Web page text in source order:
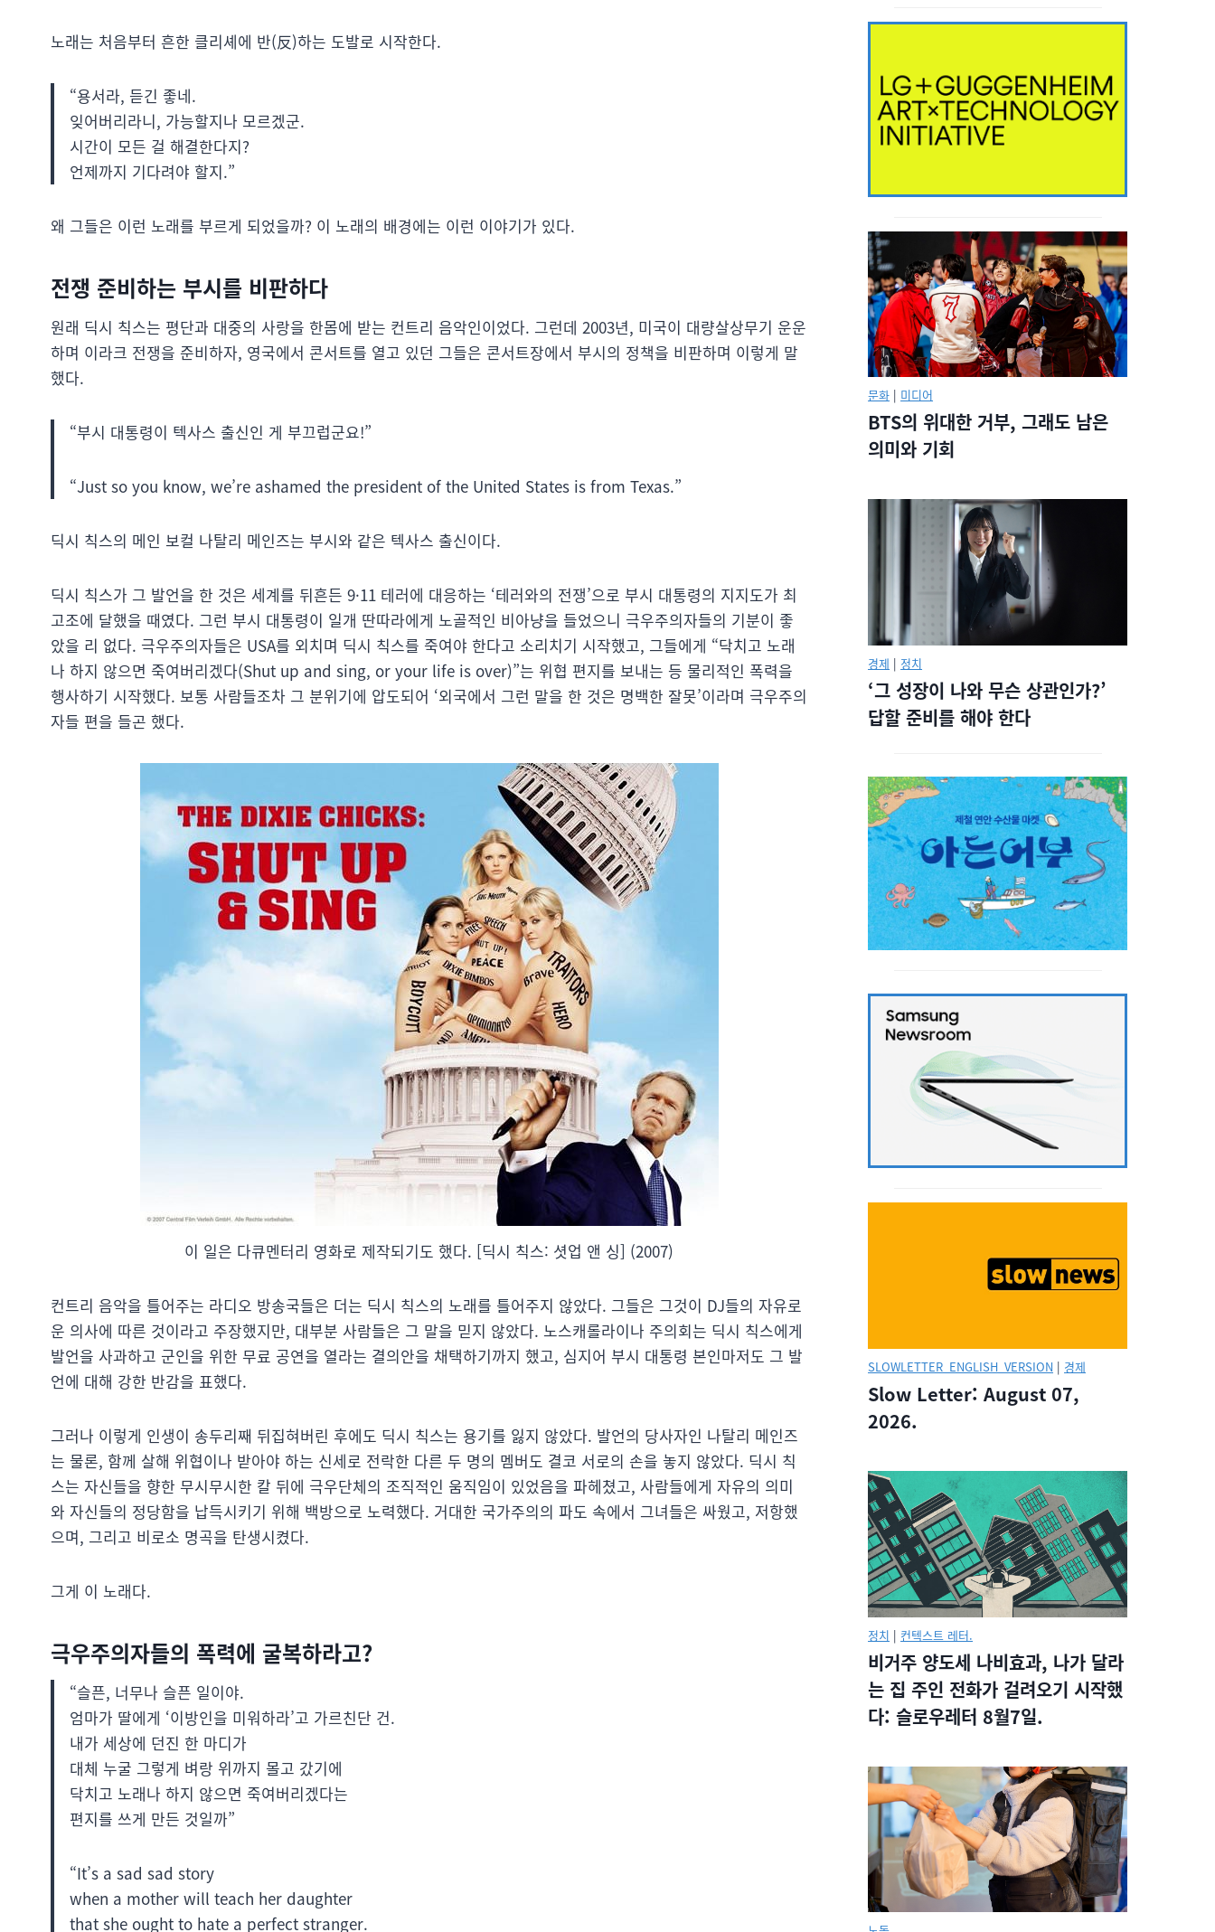
노래는 처음부터 흔한 클리셰에 반(反)하는 도발로 시작한다.
“용서라, 듣긴 좋네.
잊어버리라니, 가능할지나 모르겠군.
시간이 모든 걸 해결한다지?
언제까지 기다려야 할지.”
왜 그들은 이런 노래를 부르게 되었을까? 이 노래의 배경에는 이런 이야기가 있다.
전쟁 준비하는 부시를 비판하다
원래 딕시 칙스는 평단과 대중의 사랑을 한몸에 받는 컨트리 음악인이었다. 그런데 2003년, 미국이 대량살상무기 운운
하며 이라크 전쟁을 준비하자, 영국에서 콘서트를 열고 있던 그들은 콘서트장에서 부시의 정책을 비판하며 이렇게 말
했다.
“부시 대통령이 텍사스 출신인 게 부끄럽군요!”
“Just so you know, we’re ashamed the president of the United States is from Texas.”
딕시 칙스의 메인 보컬 나탈리 메인즈는 부시와 같은 텍사스 출신이다.
딕시 칙스가 그 발언을 한 것은 세계를 뒤흔든 9·11 테러에 대응하는 ‘테러와의 전쟁’으로 부시 대통령의 지지도가 최
고조에 달했을 때였다. 그런 부시 대통령이 일개 딴따라에게 노골적인 비아냥을 들었으니 극우주의자들의 기분이 좋
았을 리 없다. 극우주의자들은 USA를 외치며 딕시 칙스를 죽여야 한다고 소리치기 시작했고, 그들에게 “닥치고 노래
나 하지 않으면 죽여버리겠다(Shut up and sing, or your life is over)”는 위협 편지를 보내는 등 물리적인 폭력을
행사하기 시작했다. 보통 사람들조차 그 분위기에 압도되어 ‘외국에서 그런 말을 한 것은 명백한 잘못’이라며 극우주의
자들 편을 들곤 했다.
이 일은 다큐멘터리 영화로 제작되기도 했다. [딕시 칙스: 셧업 앤 싱] (2007)
컨트리 음악을 틀어주는 라디오 방송국들은 더는 딕시 칙스의 노래를 틀어주지 않았다. 그들은 그것이 DJ들의 자유로
운 의사에 따른 것이라고 주장했지만, 대부분 사람들은 그 말을 믿지 않았다. 노스캐롤라이나 주의회는 딕시 칙스에게
발언을 사과하고 군인을 위한 무료 공연을 열라는 결의안을 채택하기까지 했고, 심지어 부시 대통령 본인마저도 그 발
언에 대해 강한 반감을 표했다.
그러나 이렇게 인생이 송두리째 뒤집혀버린 후에도 딕시 칙스는 용기를 잃지 않았다. 발언의 당사자인 나탈리 메인즈
는 물론, 함께 살해 위협이나 받아야 하는 신세로 전락한 다른 두 명의 멤버도 결코 서로의 손을 놓지 않았다. 딕시 칙
스는 자신들을 향한 무시무시한 칼 뒤에 극우단체의 조직적인 움직임이 있었음을 파헤쳤고, 사람들에게 자유의 의미
와 자신들의 정당함을 납득시키기 위해 백방으로 노력했다. 거대한 국가주의의 파도 속에서 그녀들은 싸웠고, 저항했
으며, 그리고 비로소 명곡을 탄생시켰다.
그게 이 노래다.
극우주의자들의 폭력에 굴복하라고?
“슬픈, 너무나 슬픈 일이야.
엄마가 딸에게 ‘이방인을 미워하라’고 가르친단 건.
내가 세상에 던진 한 마디가
대체 누굴 그렇게 벼랑 위까지 몰고 갔기에
닥치고 노래나 하지 않으면 죽여버리겠다는
편지를 쓰게 만든 것일까”
“It’s a sad sad story
when a mother will teach her daughter
that she ought to hate a perfect stranger.
문화 | 미디어
BTS의 위대한 거부, 그래도 남은
의미와 기회
경제 | 정치
‘그 성장이 나와 무슨 상관인가?’
답할 준비를 해야 한다
SLOWLETTER_ENGLISH_VERSION | 경제
Slow Letter: August 07,
2026.
정치 | 컨텍스트 레터.
비거주 양도세 나비효과, 나가 달라
는 집 주인 전화가 걸려오기 시작했
다: 슬로우레터 8월7일.